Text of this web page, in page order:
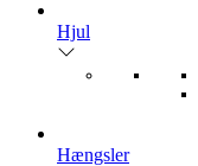
Hjul
Hængsler